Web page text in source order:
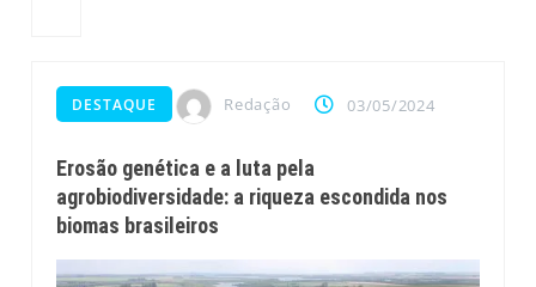
DESTAQUE Redação 03/05/2024
Erosão genética e a luta pela
agrobiodiversidade: a riqueza escondida nos
biomas brasileiros